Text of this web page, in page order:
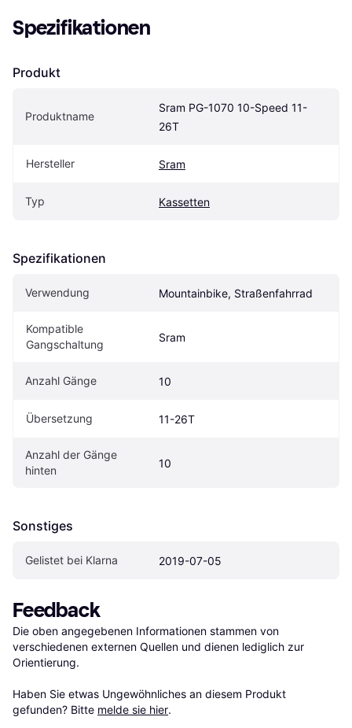
Spezifikationen
Produkt
Produktname
Sram PG-1070 10-Speed 11-
26T
Hersteller Sram
Typ Kassetten
Spezifikationen
Verwendung Mountainbike, Straßenfahrrad
Kompatible
Gangschaltung
Sram
Anzahl Gänge 10
Übersetzung 11-26T
Anzahl der Gänge
hinten
10
Sonstiges
Gelistet bei Klarna 2019-07-05
Feedback
Die oben angegebenen Informationen stammen von
verschiedenen externen Quellen und dienen lediglich zur
Orientierung.
Haben Sie etwas Ungewöhnliches an diesem Produkt
gefunden? Bitte melde sie hier.